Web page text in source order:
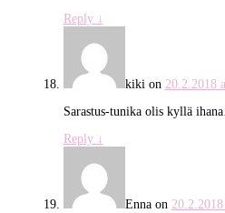
Reply ↓
kikion 20.2.2018
Sarastus-tunika olis kyllä
Reply ↓
Ennaon